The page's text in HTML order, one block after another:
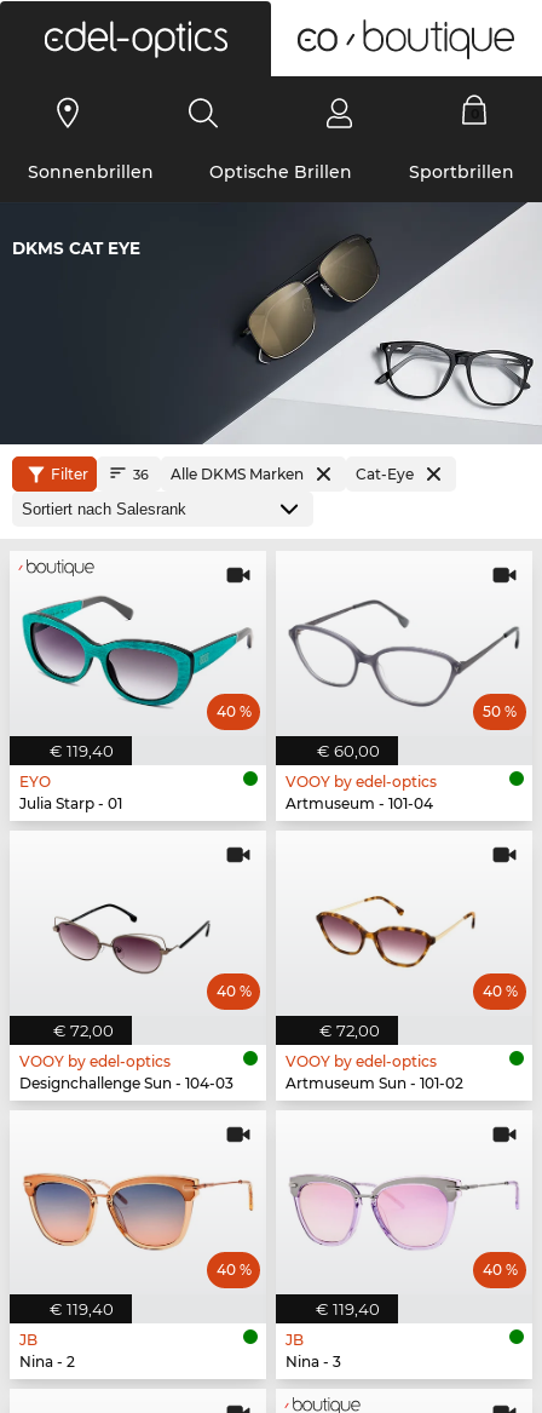
Sonnenbrillen Optische Brillen Sportbrillen
DKMS CAT EYE
Filter 36 Alle DKMS Marken Cat-Eye
€ 119,40
40 %
EYO
Julia Starp - 01
€ 60,00
50 %
VOOY by edel-optics
Artmuseum - 101-04
€ 72,00
40 %
VOOY by edel-optics
Designchallenge Sun - 104-03
€ 72,00
40 %
VOOY by edel-optics
Artmuseum Sun - 101-02
€ 119,40
40 %
JB
Nina - 2
€ 119,40
40 %
JB
Nina - 3